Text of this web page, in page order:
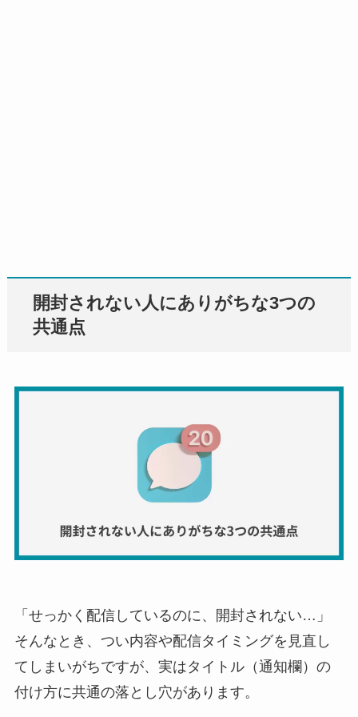
開封されない人にありがちな3つの
共通点
「せっかく配信しているのに、開封されない…」
そんなとき、つい内容や配信タイミングを見直し
てしまいがちですが、実はタイトル（通知欄）の
付け方に共通の落とし穴があります。